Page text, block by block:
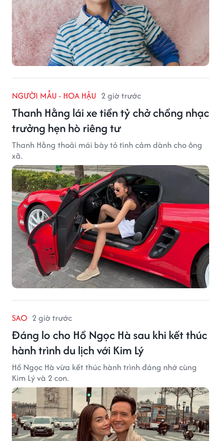
NGƯỜI MẪU - HOA HẬU 2 giờ trước
Thanh Hằng lái xe tiền tỷ chở chồng nhạc
trưởng hẹn hò riêng tư
Thanh Hằng thoải mái bày tỏ tình cảm dành cho ông
xã.
SAO 2 giờ trước
Đáng lo cho Hồ Ngọc Hà sau khi kết thúc
hành trình du lịch với Kim Lý
Hồ Ngọc Hà vừa kết thúc hành trình đáng nhớ cùng
Kim Lý và 2 con.